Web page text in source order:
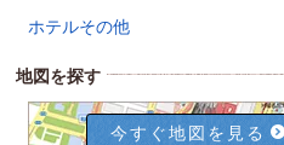
ホテルその他
地図を探す
今すぐ地図を見る